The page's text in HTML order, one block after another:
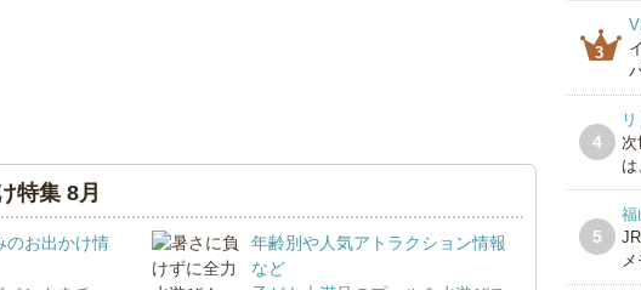
特集 8月
のお出かけ情
年齢別や人気アトラクション情報
など
3
4
次
5
福